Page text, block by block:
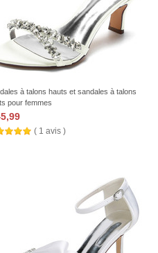
à talons hauts et sandales à talons
pour femmes
( 1 avis )